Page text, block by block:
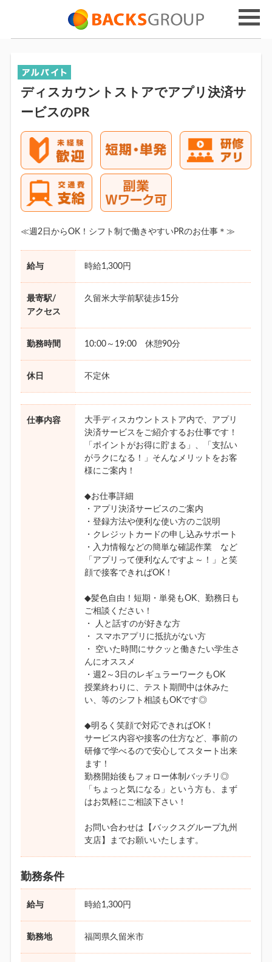
ディスカウントストアでアプリ決済サ
ービスのPR
≪週2日からOK！シフト制で働きやすいPRのお仕事＊≫
給与 時給1,300円
最寄駅/
アクセス
久留米大学前駅徒歩15分
勤務時間 10:00～19:00 休憩90分
休日 不定休
仕事内容
大手ディスカウントストア内で、アプリ
決済サービスをご紹介するお仕事です！
「ポイントがお得に貯まる」、「支払い
がラクになる！」そんなメリットをお客
様にご案内！
◆お仕事詳細
・アプリ決済サービスのご案内
・登録方法や便利な使い方のご説明
・クレジットカードの申し込みサポート
・入力情報などの簡単な確認作業 など
「アプリって便利なんですよ～！」と笑
顔で接客できればOK！
◆髪色自由！短期・単発もOK、勤務日も
ご相談ください！
・ 人と話すのが好きな方
・ スマホアプリに抵抗がない方
・ 空いた時間にサクッと働きたい学生さ
んにオススメ
・週2～3日のレギュラーワークもOK
授業終わりに、テスト期間中は休みた
い、等のシフト相談もOKです◎
◆明るく笑顔で対応できればOK！
サービス内容や接客の仕方など、事前の
研修で学べるので安心してスタート出来
ます！
勤務開始後もフォロー体制バッチリ◎
「ちょっと気になる」という方も、まず
はお気軽にご相談下さい！
お問い合わせは【バックスグループ九州
支店】までお願いいたします。
勤務条件
給与 時給1,300円
勤務地 福岡県久留米市